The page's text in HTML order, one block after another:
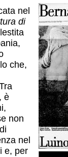
nel
di
che,
è
non
nel
e, per